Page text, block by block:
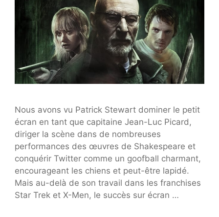
Nous avons vu Patrick Stewart dominer le petit
écran en tant que capitaine Jean-Luc Picard,
diriger la scène dans de nombreuses
performances des œuvres de Shakespeare et
conquérir Twitter comme un goofball charmant,
encourageant les chiens et peut-être lapidé.
Mais au-delà de son travail dans les franchises
Star Trek et X-Men, le succès sur écran …